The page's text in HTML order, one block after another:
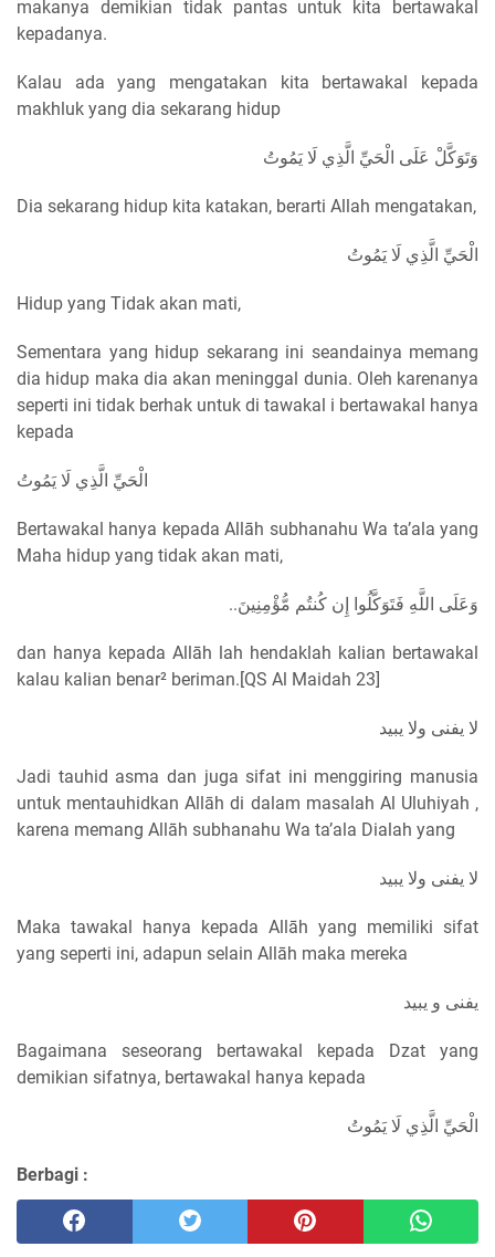
makanya demikian tidak pantas untuk kita bertawakal
kepadanya.
Kalau ada yang mengatakan kita bertawakal kepada
makhluk yang dia sekarang hidup
وَتَوَكَّلْ عَلَى الْحَيِّ الَّذِي لَا يَمُوتُ
Dia sekarang hidup kita katakan, berarti Allah mengatakan,
الْحَيِّ الَّذِي لَا يَمُوتُ
Hidup yang Tidak akan mati,
Sementara yang hidup sekarang ini seandainya memang
dia hidup maka dia akan meninggal dunia. Oleh karenanya
seperti ini tidak berhak untuk di tawakal i bertawakal hanya
kepada
الْحَيِّ الَّذِي لَا يَمُوتُ
Bertawakal hanya kepada Allāh subhanahu Wa ta’ala yang
Maha hidup yang tidak akan mati,
..وَعَلَى اللَّهِ فَتَوَكَّلُوا إِن كُنتُم مُّؤْمِنِينَ
dan hanya kepada Allāh lah hendaklah kalian bertawakal
kalau kalian benar² beriman.[QS Al Maidah 23]
لا يفنى ولا يبيد
Jadi tauhid asma dan juga sifat ini menggiring manusia
untuk mentauhidkan Allāh di dalam masalah Al Uluhiyah ,
karena memang Allāh subhanahu Wa ta’ala Dialah yang
لا يفنى ولا يبيد
Maka tawakal hanya kepada Allāh yang memiliki sifat
yang seperti ini, adapun selain Allāh maka mereka
يفنى و يبيد
Bagaimana seseorang bertawakal kepada Dzat yang
demikian sifatnya, bertawakal hanya kepada
الْحَيِّ الَّذِي لَا يَمُوتُ
Berbagi :